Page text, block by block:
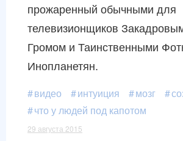
прожаренный обычными для
телевизионщиков
Громом и Таинственными
Инопланетян.
видео интуиция мозг
что у людей под капотом
29 августа 2015